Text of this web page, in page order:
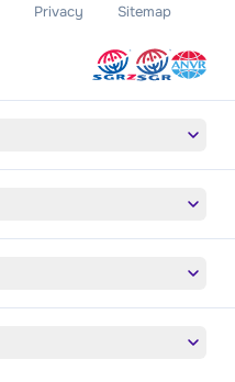
Privacy Sitemap